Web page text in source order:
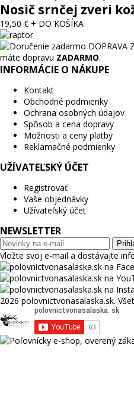
Nosič srnčej zveri
19,50 € + DO KOŠÍKA
DOPRAVA
máte dopravu ZADARMO.
INFORMÁCIE O NÁKUPE
Kontakt
Obchodné podmienky
Ochrana osobných údajov
Spôsob a cena dopravy
Možnosti a ceny platby
Reklamačné podmienky
UŽÍVATEĽSKÝ ÚČET
Registrovať
Vaše objednávky
Užívateľský účet
NEWSLETTER
Vložte svoj e-mail a dostávajte
2026 polovnictvonasalaska.sk.